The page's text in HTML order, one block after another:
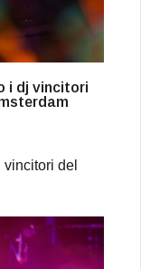
i dj vincitori
del